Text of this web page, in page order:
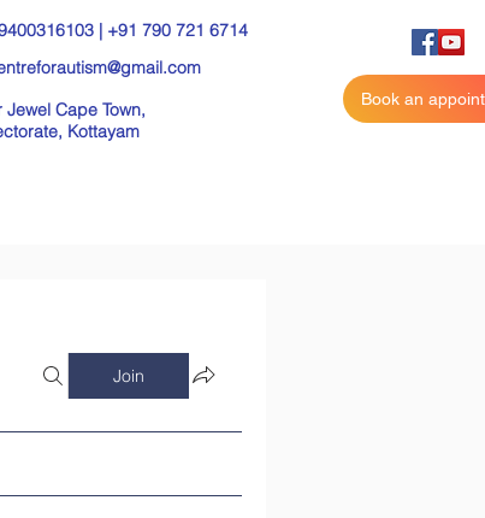
| +91 790 721 6714
Jewel Cape Town,
Kottayam
Book an
Join